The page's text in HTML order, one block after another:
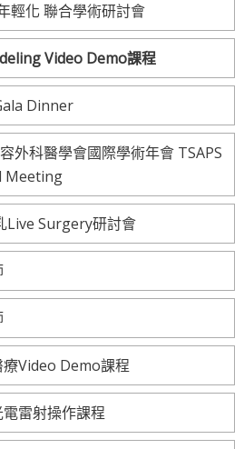
輕化 聯合學術研討會
Video Demo課程
Dinner
外科醫學會國際學術年會 TSAPS
Meeting
Live Surgery研討會
Video Demo課程
雷射操作課程